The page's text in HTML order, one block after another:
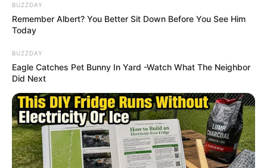
BUZZDAY
Remember Albert? You Better Sit Down Before You See Him
Today
BUZZDAY
Eagle Catches Pet Bunny In Yard -Watch What The Neighbor
Did Next